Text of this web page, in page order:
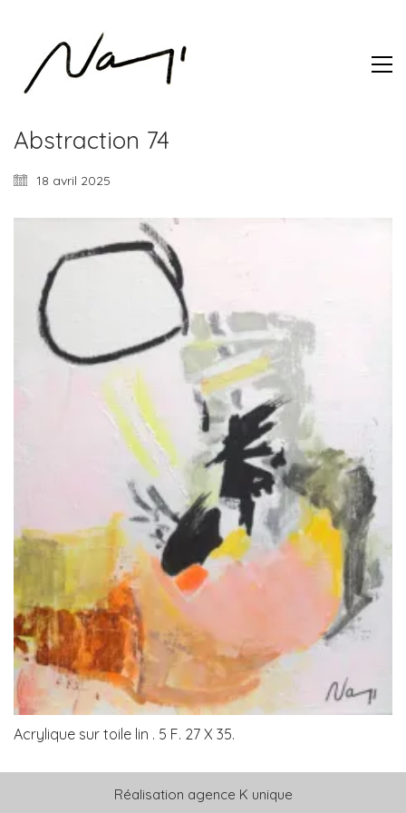
Abstraction 74
18 avril 2025
Acrylique sur toile lin . 5 F. 27 X 35.
Réalisation agence K unique